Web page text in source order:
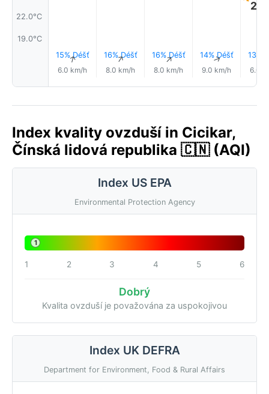
22.0°C
19.0°C
15% Déšť
↑
6.0 km/h
16% Déšť
↑
8.0 km/h
16% Déšť
↑
8.0 km/h
14% Déšť
↑
9.0 km/h
13%
6.0
Index kvality ovzduší in Cicikar,
Čínská lidová republika 🇨🇳 (AQI)
Index US EPA
Environmental Protection Agency
1
1 2 3 4 5 6
Dobrý
Kvalita ovzduší je považována za uspokojivou
Index UK DEFRA
Department for Environment, Food & Rural Affairs